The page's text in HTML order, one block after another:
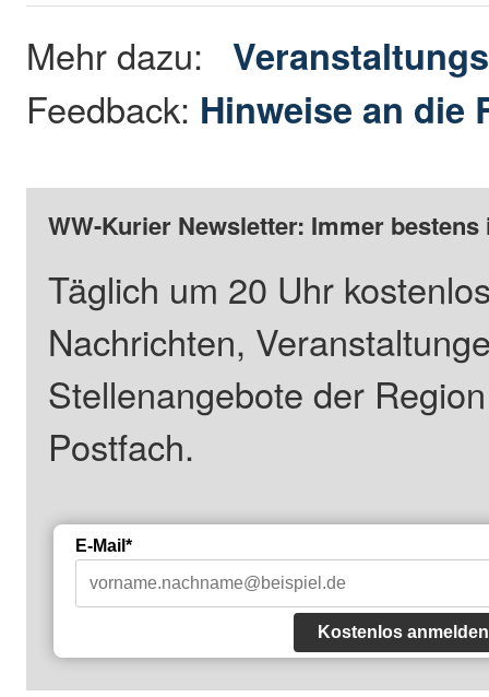
Mehr dazu:
Feedback: Hinweise an die
WW-Kurier Newsletter: Immer
Täglich um 20 Uhr
Nachrichten,
Stellenangebote der
Postfach.
E-Mail*
Kostenlos anmelden